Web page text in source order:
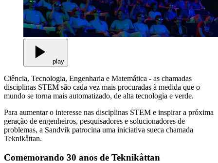
play
Ciência, Tecnologia, Engenharia e Matemática - as chamadas
disciplinas STEM são cada vez mais procuradas à medida que o
mundo se torna mais automatizado, de alta tecnologia e verde.
Para aumentar o interesse nas disciplinas STEM e inspirar a próxima
geração de engenheiros, pesquisadores e solucionadores de
problemas, a Sandvik patrocina uma iniciativa sueca chamada
Teknikåttan.
Comemorando 30 anos de Teknikåttan